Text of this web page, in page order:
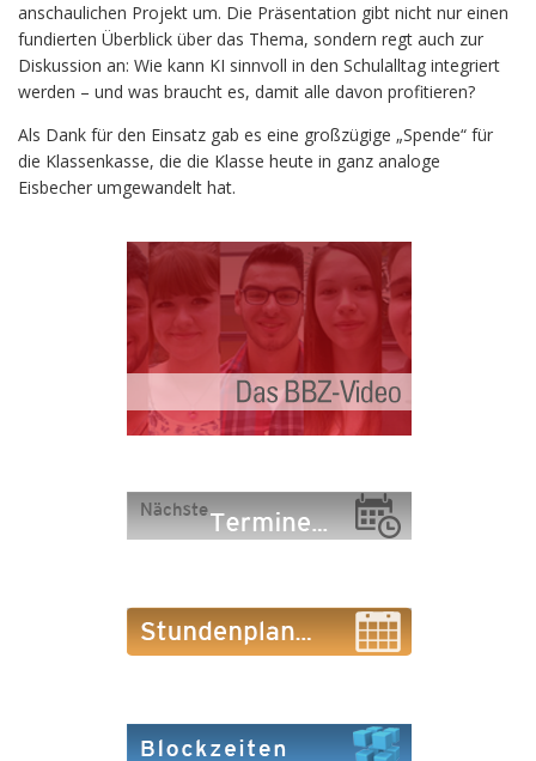
anschaulichen Projekt um. Die Präsentation gibt nicht nur einen
fundierten Überblick über das Thema, sondern regt auch zur
Diskussion an: Wie kann KI sinnvoll in den Schulalltag integriert
werden – und was braucht es, damit alle davon profitieren?
Als Dank für den Einsatz gab es eine großzügige „Spende“ für
die Klassenkasse, die die Klasse heute in ganz analoge
Eisbecher umgewandelt hat.